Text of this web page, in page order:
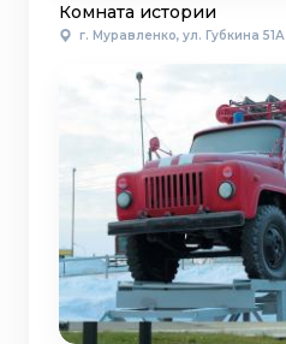
Комната истории
г. Муравленко, ул. Губкина 51А